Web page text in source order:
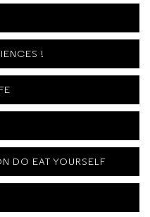
!
DO EAT YOURSELF